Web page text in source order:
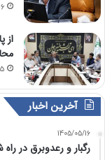
از
آخرین اخبار
1405/05/16
رگبار و رعدوبرق در